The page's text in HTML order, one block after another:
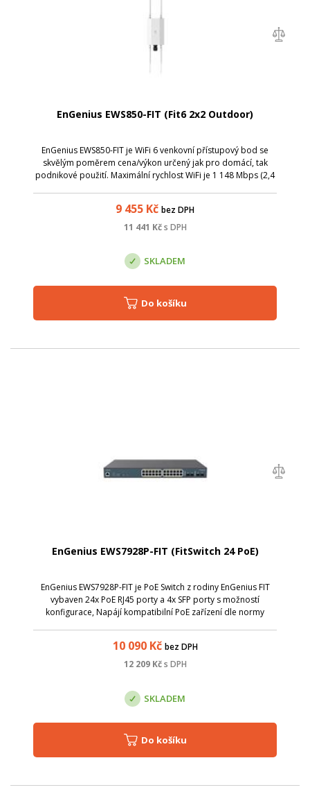
EnGenius EWS850-FIT (Fit6 2x2 Outdoor)
EnGenius EWS850-FIT je WiFi 6 venkovní přístupový bod se
skvělým poměrem cena/výkon určený jak pro domácí, tak
podnikové použití. Maximální rychlost WiFi je 1 148 Mbps (2,4
9 455 Kč bez DPH
11 441 Kč s DPH
SKLADEM
Do košíku
EnGenius EWS7928P-FIT (FitSwitch 24 PoE)
EnGenius EWS7928P-FIT je PoE Switch z rodiny EnGenius FIT
vybaven 24x PoE RJ45 porty a 4x SFP porty s možností
konfigurace, Napájí kompatibilní PoE zařízení dle normy
10 090Kč bez DPH
12 209Kč s DPH
SKLADEM
Do košíku